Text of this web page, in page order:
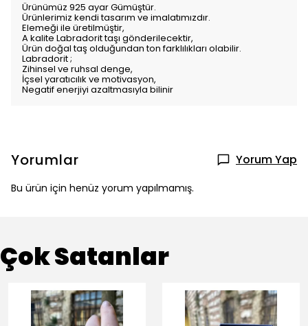
Ürünümüz 925 ayar Gümüştür.
Ürünlerimiz kendi tasarım ve imalatımızdır.
Elemeği ile üretilmüştir,
A kalite Labradorit taşı gönderilecektir,
Ürün doğal taş olduğundan ton farklılıkları olabilir.
Labradorit ;
Zihinsel ve ruhsal denge,
İçsel yaratıcılık ve motivasyon,
Negatif enerjiyi azaltmasıyla bilinir
Yorumlar Yorum Yap
Bu ürün için henüz yorum yapılmamış.
Çok Satanlar